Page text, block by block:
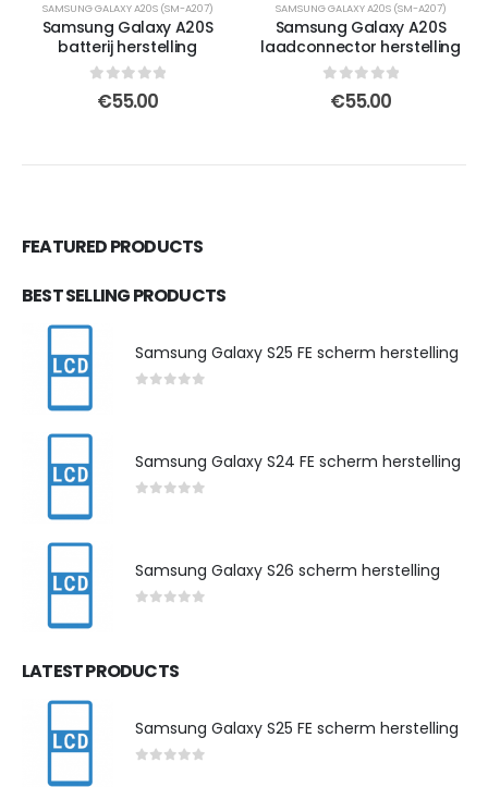
SAMSUNG GALAXY A20S (SM-A207)
Samsung Galaxy A20S
batterij herstelling
out of 5
€55.00
SAMSUNG GALAXY A20S (SM-A207)
Samsung Galaxy A20S
laadconnector herstelling
out of 5
€55.00
FEATURED PRODUCTS
BEST SELLING PRODUCTS
Samsung Galaxy S25 FE scherm herstelling
Samsung Galaxy S24 FE scherm herstelling
Samsung Galaxy S26 scherm herstelling
LATEST PRODUCTS
Samsung Galaxy S25 FE scherm herstelling